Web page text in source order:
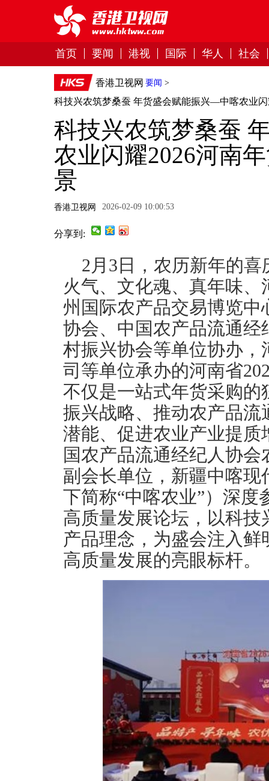
首页 要闻 港视 国际 华人 社会
香港卫视网 要闻 >
科技兴农筑梦桑蚕 年货盛会赋能振兴—中喀农业
科技兴农筑梦桑蚕
农业闪耀2026河南
景
香港卫视网 2026-02-09 10:00:53
分享到:
2月3日，农历新年的
火气、文化魂、真年味
州国际农产品交易博览
协会、中国农产品流通
村振兴协会等单位协办
司等单位承办的河南省
不仅是一站式年货采购
振兴战略、推动农产品
潜能、促进农业产业提
国农产品流通经纪人协
副会长单位，新疆中喀
下简称“中喀农业”）深
高质量发展论坛，以科
产品理念，为盛会注入
高质量发展的亮眼标杆。